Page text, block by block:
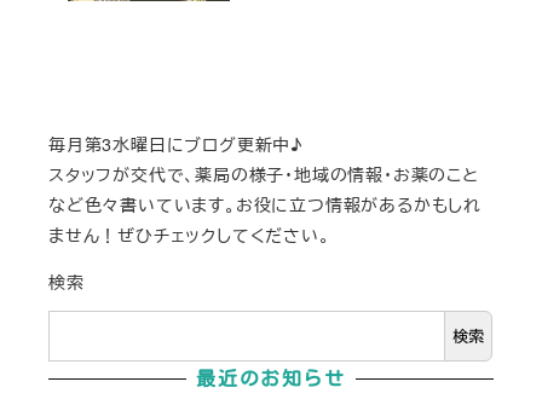
毎月第3水曜日にブログ更新中♪
スタッフが交代で、薬局の様子・地域の情報・お薬のこと
など色々書いています。お役に立つ情報があるかもしれ
ません！ぜひチェックしてください。
検索
検索
最近のお知らせ